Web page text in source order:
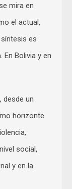
mira en
el actual,
es
Bolivia y en
desde un
horizonte
social,
y en la